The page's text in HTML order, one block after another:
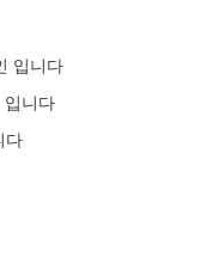
입니다
입니다
다